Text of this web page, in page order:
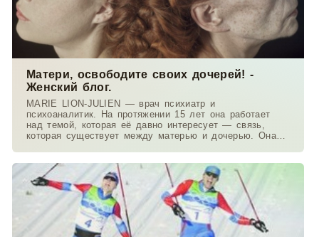
Матери, освободите своих дочерей! -
Женский блог.
MARIE LION-JULIEN — врач психиатр и
психоаналитик. На протяжении 15 лет она работает
над темой, которая её давно интересует — связь,
которая существует между матерью и дочерью. Она